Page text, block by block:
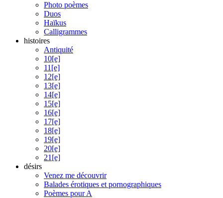
Photo poèmes
Duos
Haïkus
Calligrammes
histoires
Antiquité
10[e]
11[e]
12[e]
13[e]
14[e]
15[e]
16[e]
17[e]
18[e]
19[e]
20[e]
21[e]
désirs
Venez me découvrir
Balades érotiques et pornographiques
Poèmes pour A